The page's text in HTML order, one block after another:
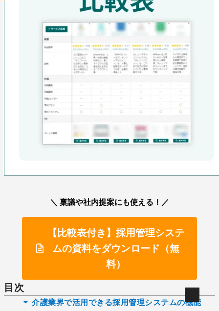
＼ 稟議や社内提案にも使える！／
【比較表付き】採用管理システ
ムの資料をダウンロード（無
料）
目次
介護業界で活用できる採用管理システムの機能